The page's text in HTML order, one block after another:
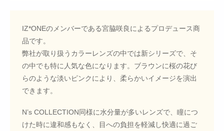
IZ*ONEのメンバーである宮脇咲良によるプロデュース商
品です。
弊社が取り扱うカラーレンズの中では新シリーズで、そ
の中でも特に人気な色になります。ブラウンに桜の花び
らのような淡いピンクにより、柔らかいイメージを演出
できます。
N’s COLLECTION同様に水分量が多いレンズで、瞳につ
けた時に違和感もなく、目への負担を軽減し快適に過ご